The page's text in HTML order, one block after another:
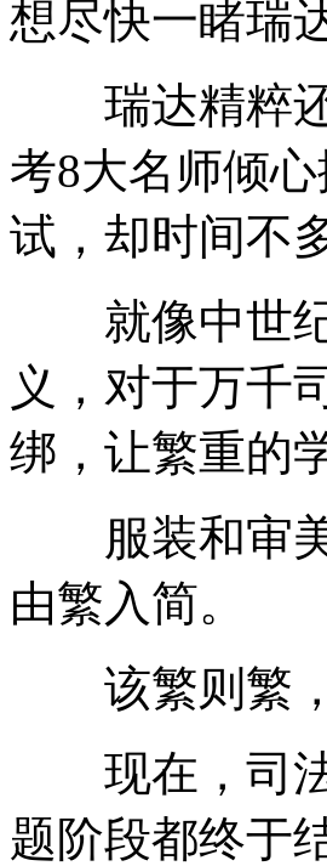
想尽快一睹瑞
瑞达精粹还
考8大名师倾
试，却时间不
就像中世纪
义，对于万千
绑，让繁重的
服装和审美
由繁入简。
该繁则繁，
现在，司法
题阶段都终于